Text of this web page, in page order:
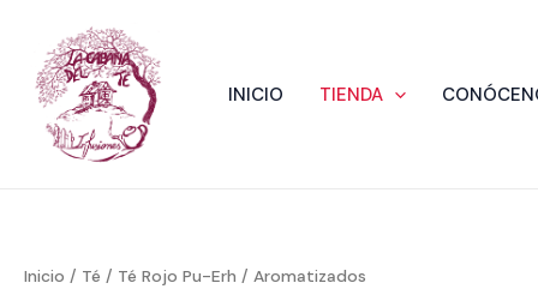
contenido
INICIO TIENDA
Inicio / Té / Té Rojo Pu-Erh / Aromatizados